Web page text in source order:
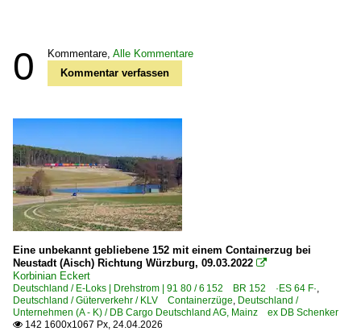
0 Kommentare, Alle Kommentare
Kommentar verfassen
Eine unbekannt gebliebene 152 mit einem Containerzug bei
Neustadt (Aisch) Richtung Würzburg, 09.03.2022 
Korbinian Eckert
Deutschland / E-Loks | Drehstrom | 91 80 / 6 152 BR 152 ·ES 64 F·,
Deutschland / Güterverkehr / KLV Containerzüge, Deutschland /
Unternehmen (A - K) / DB Cargo Deutschland AG, Mainz ex DB Schenker
 142 1600x1067 Px, 24.04.2026